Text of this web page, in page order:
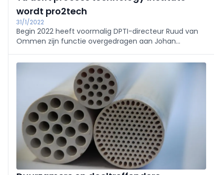
wordt pro2tech
31/1/2022
Begin 2022 heeft voormalig DPTI-directeur Ruud van
Ommen zijn functie overgedragen aan Johan
Ook nieuw onderwijs krijgt expliciete aandacht. In dit
dubbelinterview ...